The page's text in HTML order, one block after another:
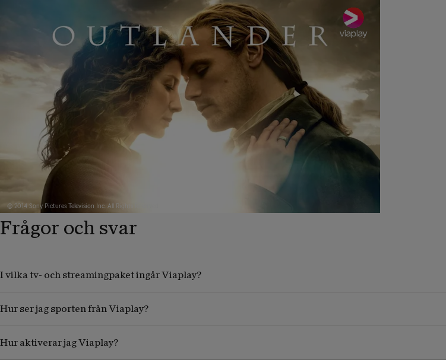
© 2014 Sony Pictures Television Inc. All Rights Reserved.
Frågor och svar
I vilka tv- och streamingpaket ingår Viaplay?
Hur ser jag sporten från Viaplay?
Hur aktiverar jag Viaplay?